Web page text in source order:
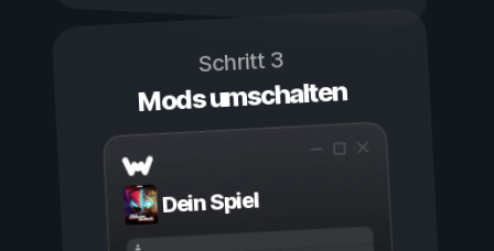
Schritt 3
Mods umschalten
Dein Spiel